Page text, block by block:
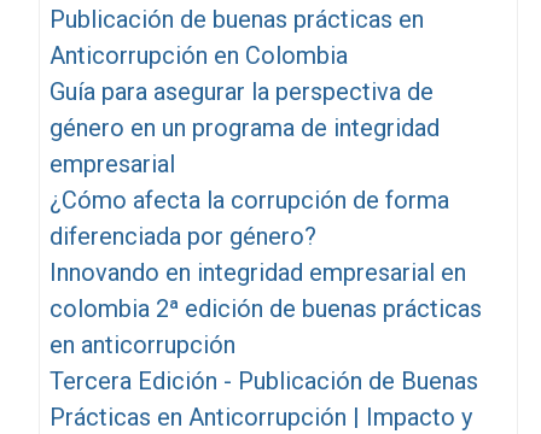
Publicación de buenas prácticas en
Anticorrupción en Colombia
Guía para asegurar la perspectiva de
género en un programa de integridad
empresarial
¿Cómo afecta la corrupción de forma
diferenciada por género?
Innovando en integridad empresarial en
colombia 2ª edición de buenas prácticas
en anticorrupción
Tercera Edición - Publicación de Buenas
Prácticas en Anticorrupción | Impacto y